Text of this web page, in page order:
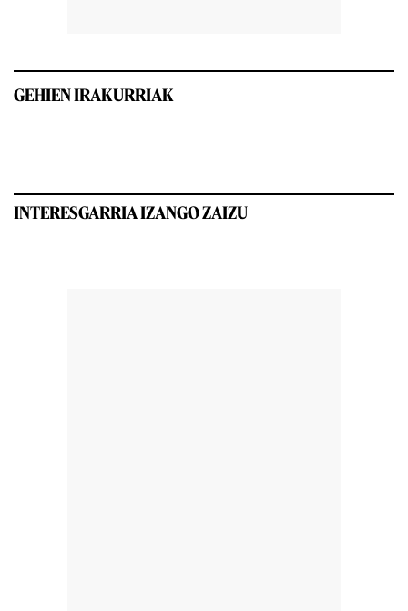
GEHIEN IRAKURRIAK
INTERESGARRIA IZANGO ZAIZU